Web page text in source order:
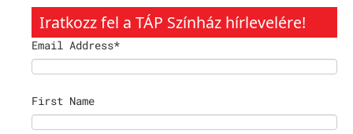
Iratkozz fel a TÁP Színház hírlevelére!
Email Address*
First Name